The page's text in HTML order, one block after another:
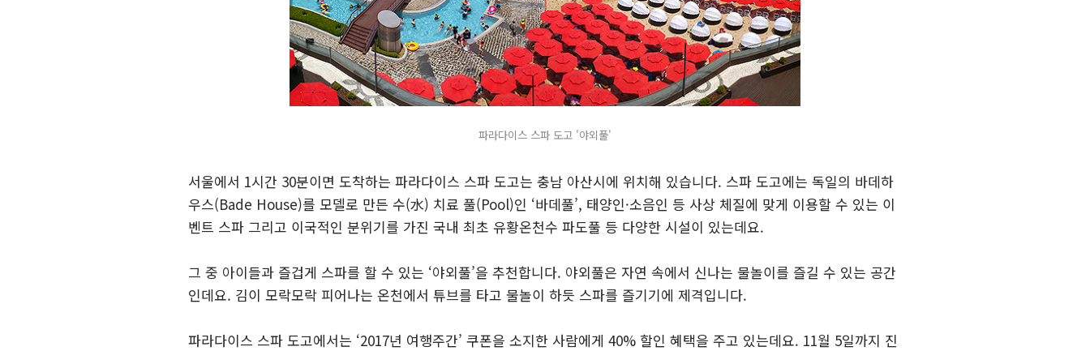
파라다이스 스파 도고 '야외풀'
서울에서 1시간 30분이면 도착하는 파라다이스 스파 도고는 충남 아산시에 위치해 있습니다. 스파 도고에는 독일의 바데하
우스(Bade House)를 모델로 만든 수(水) 치료 풀(Pool)인 ‘바데풀’, 태양인·소음인 등 사상 체질에 맞게 이용할 수 있는 이
벤트 스파 그리고 이국적인 분위기를 가진 국내 최초 유황온천수 파도풀 등 다양한 시설이 있는데요.
그 중 아이들과 즐겁게 스파를 할 수 있는 ‘야외풀’을 추천합니다. 야외풀은 자연 속에서 신나는 물놀이를 즐길 수 있는 공간
인데요. 김이 모락모락 피어나는 온천에서 튜브를 타고 물놀이 하듯 스파를 즐기기에 제격입니다.
파라다이스 스파 도고에서는 ‘2017년 여행주간’ 쿠폰을 소지한 사람에게 40% 할인 혜택을 주고 있는데요. 11월 5일까지 진